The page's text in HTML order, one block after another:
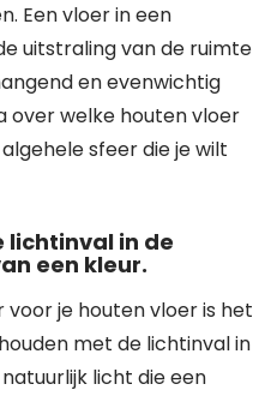
Een vloer in een
uitstraling van de ruimte
en evenwichtig
over welke houten vloer
sfeer die je wilt
lichtinval in de
een kleur.
voor je houten vloer is het
met de lichtinval in
licht die een